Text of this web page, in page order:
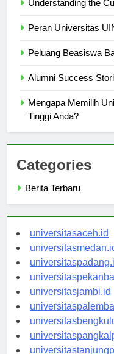
Understanding the
Peran Universitas
Peluang Beasiswa
Alumni Success
Mengapa Memilih
Tinggi Anda?
Categories
Berita Terbaru
universitasaceh.id
universitasjambi.id